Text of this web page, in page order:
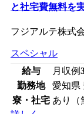
と社宅費無料を
フジアルテ株式
スペシャル
給与
月収例
勤務地
愛知県
寮・社宅 あり（